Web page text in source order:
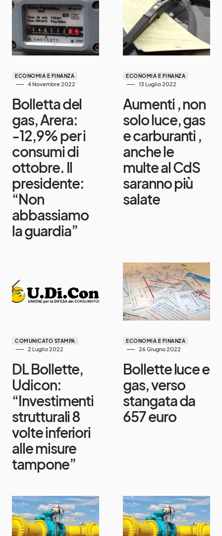
ECONOMIA E FINANZA
4 Novembre 2022
Bolletta del
gas, Arera:
-12,9% per i
consumi di
ottobre. Il
presidente:
“Non
abbassiamo
la guardia”
ECONOMIA E FINANZA
13 Luglio 2022
Aumenti , non
solo luce, gas
e carburanti ,
anche le
multe al CdS
saranno più
salate
COMUNICATO STAMPA
2 Luglio 2022
DL Bollette,
Udicon:
“Investimenti
strutturali 8
volte inferiori
alle misure
tampone”
ECONOMIA E FINANZA
26 Giugno 2022
Bollette luce e
gas, verso
stangata da
657 euro